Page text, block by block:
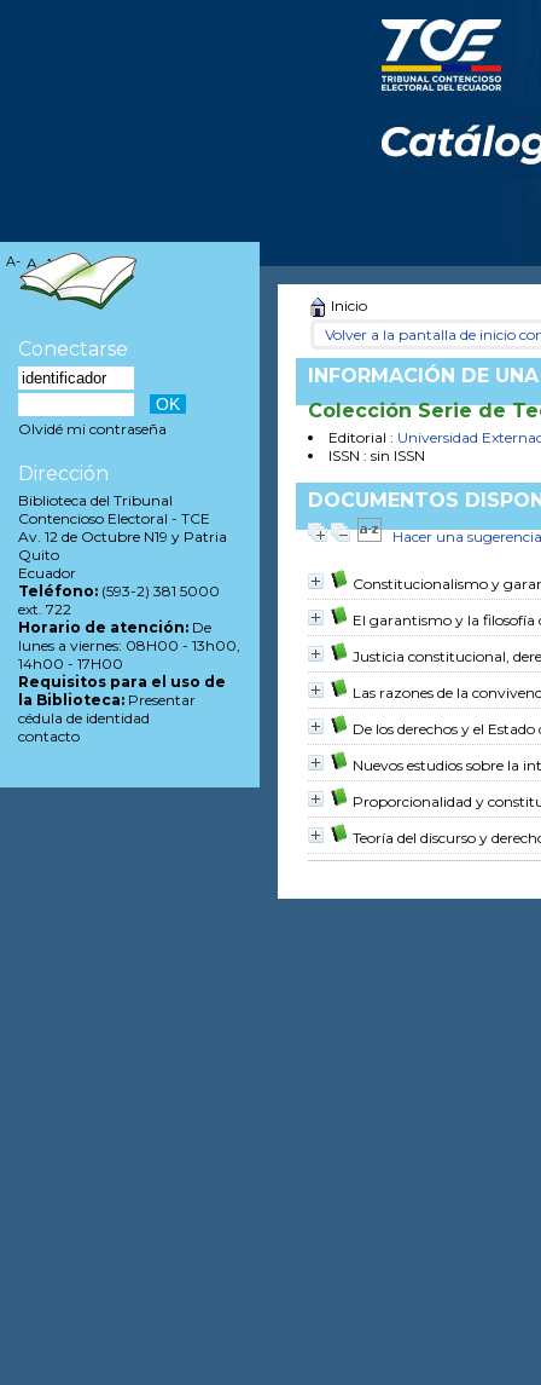
Inicio
Volver a la pantalla de inicio
INFORMACIÓN DE
Colección Serie de
Editorial : Universidad
ISSN : sin ISSN
DOCUMENTOS
Hacer una sugerencia
Constitucionalismo y
El garantismo y la filosofía
Justicia constitucional,
Las razones de la
De los derechos y el Estado
Nuevos estudios sobre la
Proporcionalidad y
Teoría del discurso y
A- A A+
Conectarse
Olvidé mi contraseña
Dirección
Biblioteca del Tribunal
Contencioso Electoral - TCE
Av. 12 de Octubre N19 y Patria
Quito
Ecuador
Teléfono: (593-2) 381 5000
ext. 722
Horario de atención: De
lunes a viernes: 08H00 - 13h00,
14h00 - 17H00
Requisitos para el uso de
la Biblioteca: Presentar
cédula de identidad
contacto